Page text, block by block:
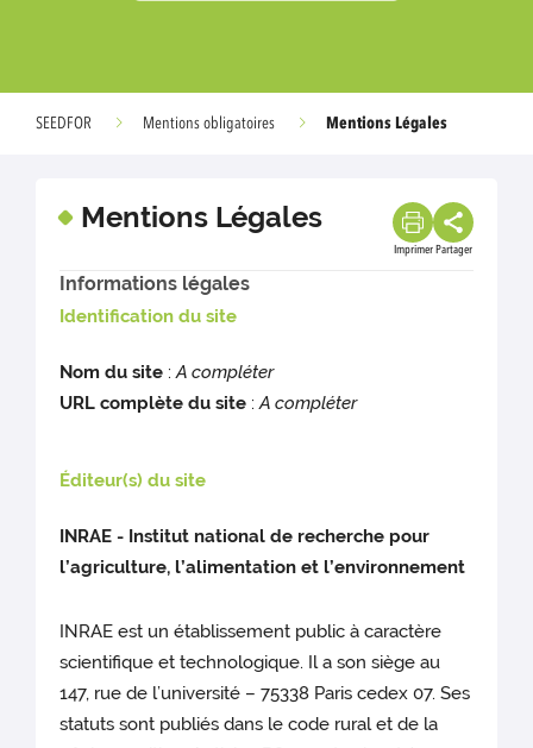
SEEDFOR Mentions obligatoires Mentions Légales
Mentions Légales
Imprimer Partager
Informations légales
Identification du site
Nom du site :A compléter
URL complète du site :A compléter
Éditeur(s) du site
INRAE - Institut national de recherche pour
l’agriculture, l’alimentation et l’environnement
INRAE est un établissement public à caractère
scientifique et technologique. Il a son siège au
147, rue de l’université – 75338 Paris cedex 07. Ses
statuts sont publiés dans le code rural et de la